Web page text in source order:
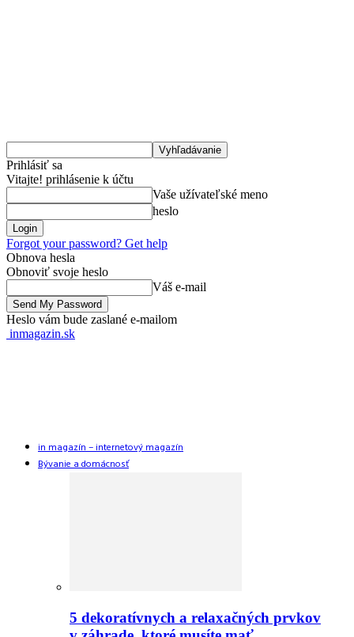
Prihlásiť sa
Vitajte! prihlásenie k účtu
Vaše užívateľské meno
heslo
Forgot your password? Get help
Obnova hesla
Obnoviť svoje heslo
Váš e-mail
Heslo vám bude zaslané e-mailom
inmagazin.sk
in magazín – internetový magazín
Bývanie a domácnosť
5 dekoratívnych a relaxačných prvkov